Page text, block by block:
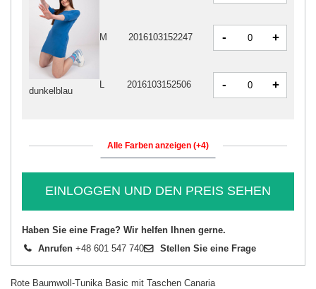
dunkelblau
M 2016103152247 - +
L 2016103152506 - +
Alle Farben anzeigen (+4)
EINLOGGEN UND DEN PREIS SEHEN
Haben Sie eine Frage? Wir helfen Ihnen gerne.
Anrufen +48 601 547 740 Stellen Sie eine Frage
Rote Baumwoll-Tunika Basic mit Taschen Canaria